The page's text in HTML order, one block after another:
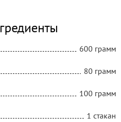
600 грамм
80 грамм
100 грамм
1 стакан